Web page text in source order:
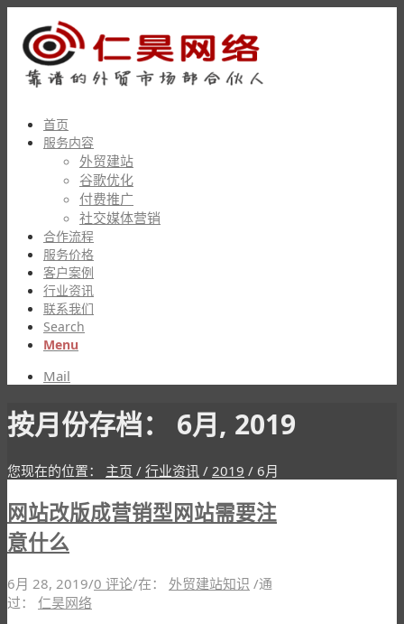
首页
服务内容
外贸建站
谷歌优化
付费推广
社交媒体营销
合作流程
服务价格
客户案例
行业资讯
联系我们
Search
Menu
Mail
按月份存档： 6月, 2019
您现在的位置： 主页 / 行业资讯 / 2019 / 6月
网站改版成营销型网站需要注
意什么
6月 28, 2019/0 评论/在： 外贸建站知识 /通
过： 仁昊网络